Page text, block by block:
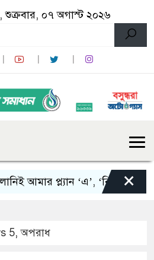
শুক্রবার, ০৭ অগাস্ট ২০২৬
প্ল্যান ‘এ’, ‘বি’ এবং ‘সি’:
×
5,অপরাধ